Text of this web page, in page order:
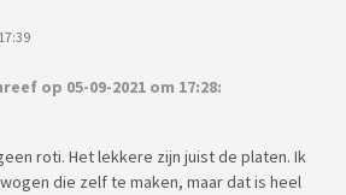
op 05-09-2021 om 17:28:
roti. Het lekkere zijn juist de platen. Ik
die zelf te maken, maar dat is heel